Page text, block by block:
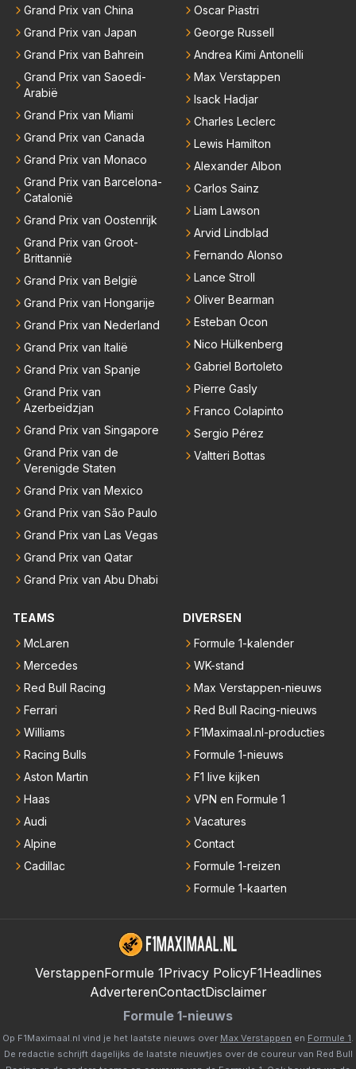
dat maakt sponsorcontracten een stuk makkelijker
maar ik snap nog beter dat Max voor zichzelf geen
enkele deur wil dichtgooien, zeker niet met deze "tr
ut" auto's. Als laatste denk ik dat Max donders goed
weet hoe bij andere teams de hazen lopen en wat hij
nu heeft bij Red Bull. Dat het gras niet overal even g
roen is hoef je hem niet te vertellen.
Grand Prix van China
Grand Prix van Japan
Grand Prix van Bahrein
Grand Prix van Saoedi-
Arabië
Grand Prix van Miami
Grand Prix van Canada
Grand Prix van Monaco
Grand Prix van Barcelona-
Catalonië
Grand Prix van Oostenrijk
Grand Prix van Groot-
Brittannië
Grand Prix van België
Grand Prix van Hongarije
Grand Prix van Nederland
Grand Prix van Italië
Grand Prix van Spanje
Grand Prix van
Azerbeidzjan
Grand Prix van Singapore
Grand Prix van de
Verenigde Staten
Grand Prix van Mexico
Grand Prix van São Paulo
Grand Prix van Las Vegas
Grand Prix van Qatar
Grand Prix van Abu Dhabi
Oscar Piastri
George Russell
Andrea Kimi Antonelli
Max Verstappen
Isack Hadjar
Charles Leclerc
Lewis Hamilton
Alexander Albon
Carlos Sainz
Liam Lawson
Arvid Lindblad
Fernando Alonso
Lance Stroll
Oliver Bearman
Esteban Ocon
Nico Hülkenberg
Gabriel Bortoleto
Pierre Gasly
Franco Colapinto
Sergio Pérez
Valtteri Bottas
TEAMS
McLaren
Mercedes
Red Bull Racing
Ferrari
Williams
Racing Bulls
Aston Martin
Haas
Audi
Alpine
Cadillac
DIVERSEN
Formule 1-kalender
WK-stand
Max Verstappen-nieuws
Red Bull Racing-nieuws
F1Maximaal.nl-producties
Formule 1-nieuws
F1 live kijken
VPN en Formule 1
Vacatures
Contact
Formule 1-reizen
Formule 1-kaarten
VerstappenFormule 1Privacy PolicyF1Headlines
AdverterenContactDisclaimer
Formule 1-nieuws
Op F1Maximaal.nl vind je het laatste nieuws over Max Verstappen en Formule 1.
De redactie schrijft dagelijks de laatste nieuwtjes over de coureur van Red Bull